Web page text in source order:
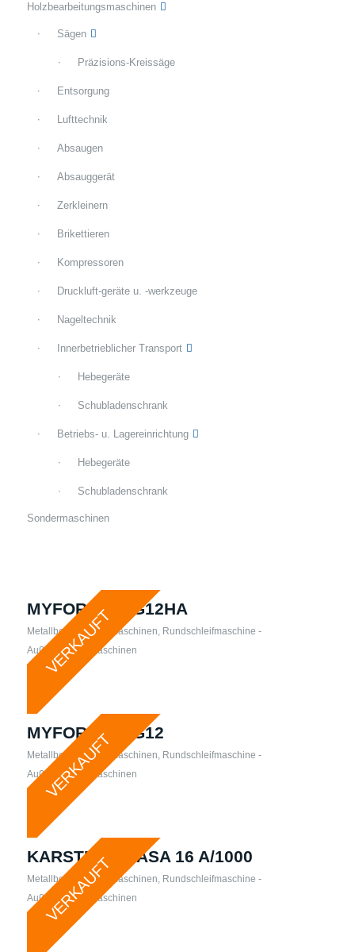
VERKAUFT
MYFORD – MG12HA
Metallbearbeitungsmaschinen, Rundschleifmaschine -
Außen
Schleifmaschinen
VERKAUFT
MYFORD – MG12
Metallbearbeitungsmaschinen, Rundschleifmaschine -
Außen
Schleifmaschinen
VERKAUFT
KARSTENS – ASA 16 A/1000
Metallbearbeitungsmaschinen, Rundschleifmaschine -
Außen
Schleifmaschinen
Holzbearbeitungsmaschinen
Sägen
Präzisions-Kreissäge
Entsorgung
Lufttechnik
Absaugen
Absauggerät
Zerkleinern
Brikettieren
Kompressoren
Druckluft-geräte u. -werkzeuge
Nageltechnik
Innerbetrieblicher Transport
Hebegeräte
Schubladenschrank
Betriebs- u. Lagereinrichtung
Hebegeräte
Schubladenschrank
Sondermaschinen